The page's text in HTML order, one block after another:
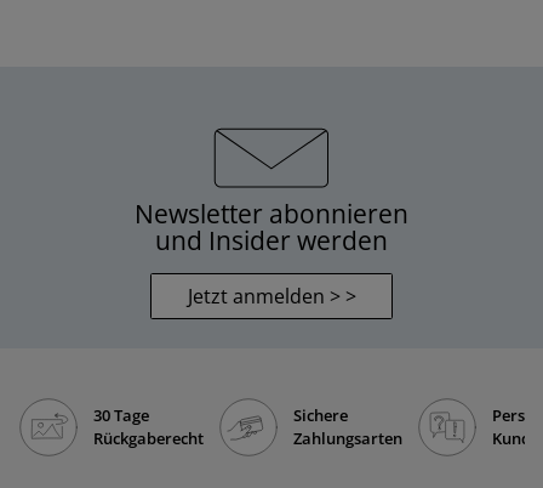
Newsletter abonnieren
und Insider werden
Jetzt anmelden > >
30 Tage
Rückgaberecht
Sichere
Zahlungsarten